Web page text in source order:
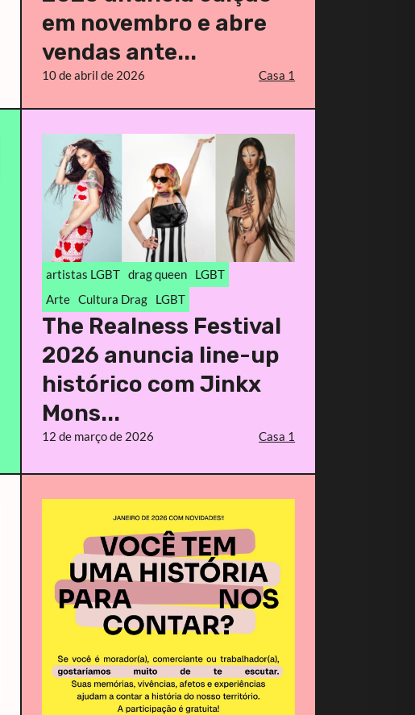
em novembro e abre
vendas ante...
10 de abril de 2026 Casa 1
artistas LGBT drag queen
LGBT
Arte Cultura Drag LGBT
The Realness Festival
2026 anuncia line-up
histórico com Jinkx
Mons...
12 de março de 2026 Casa 1